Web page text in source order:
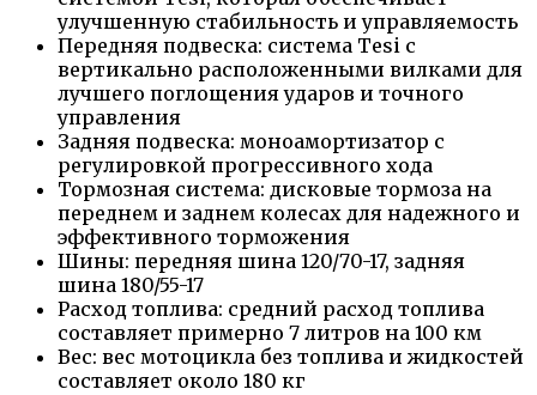
улучшенную стабильность и управляемость
Передняя подвеска: система Tesi с
вертикально расположенными вилками для
лучшего поглощения ударов и точного
управления
Задняя подвеска: моноамортизатор с
регулировкой прогрессивного хода
Тормозная система: дисковые тормоза на
переднем и заднем колесах для надежного и
эффективного торможения
Шины: передняя шина 120/70-17, задняя
шина 180/55-17
Расход топлива: средний расход топлива
составляет примерно 7 литров на 100 км
Вес: вес мотоцикла без топлива и жидкостей
составляет около 180 кг